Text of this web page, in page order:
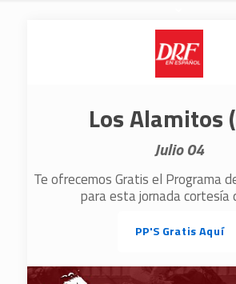
Los Alamitos
Julio 04
Te ofrecemos Gratis el Programa
para esta jornada cortesía
PP'S Gratis Aquí